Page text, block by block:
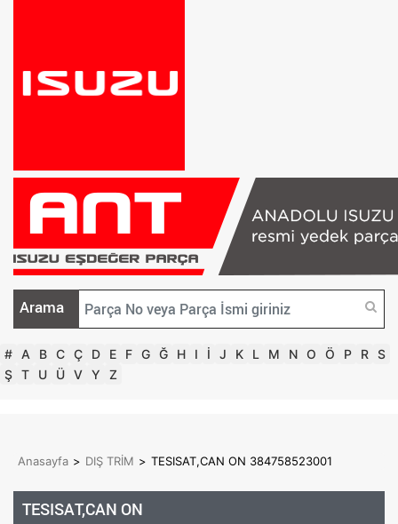
Arama
# A B C Ç D E F G Ğ H I İ J K L M N O Ö P R S
Ş T U Ü V Y Z
Anasayfa > DIŞ TRİM > TESISAT,CAN ON 384758523001
TESISAT,CAN ON